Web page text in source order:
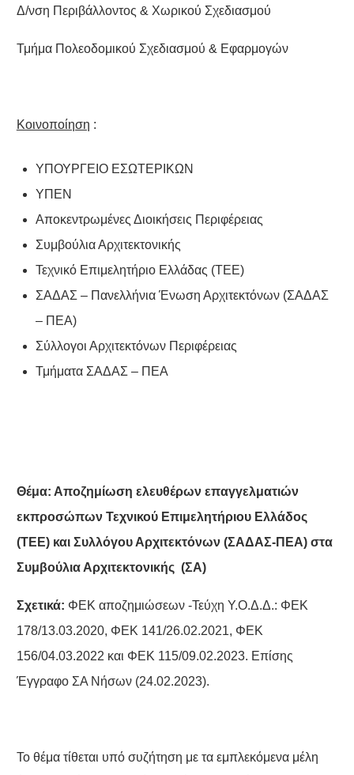
Δ/νση Περιβάλλοντος & Χωρικού Σχεδιασμού
Τμήμα Πολεοδομικού Σχεδιασμού & Εφαρμογών
Κοινοποίηση :
ΥΠΟΥΡΓΕΙΟ ΕΣΩΤΕΡΙΚΩΝ
ΥΠΕΝ
Αποκεντρωμένες Διοικήσεις Περιφέρειας
Συμβούλια Αρχιτεκτονικής
Τεχνικό Επιμελητήριο Ελλάδας (ΤΕΕ)
ΣΑΔΑΣ – Πανελλήνια Ένωση Αρχιτεκτόνων (ΣΑΔΑΣ
– ΠΕΑ)
Σύλλογοι Αρχιτεκτόνων Περιφέρειας
Τμήματα ΣΑΔΑΣ – ΠΕΑ
Θέμα: Αποζημίωση ελευθέρων επαγγελματιών
εκπροσώπων Τεχνικού Επιμελητήριου Ελλάδος
(ΤΕΕ) και Συλλόγου Αρχιτεκτόνων (ΣΑΔΑΣ-ΠΕΑ) στα
Συμβούλια Αρχιτεκτονικής (ΣΑ)
Σχετικά: ΦΕΚ αποζημιώσεων -Τεύχη Υ.Ο.Δ.Δ.: ΦΕΚ
178/13.03.2020, ΦΕΚ 141/26.02.2021, ΦΕΚ
156/04.03.2022 και ΦΕΚ 115/09.02.2023. Επίσης
Έγγραφο ΣΑ Νήσων (24.02.2023).
Το θέμα τίθεται υπό συζήτηση με τα εμπλεκόμενα μέλη